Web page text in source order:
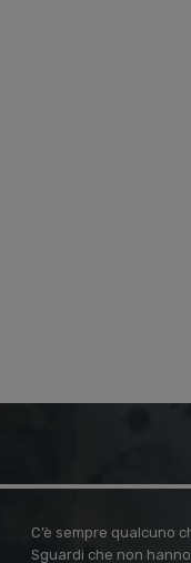
C’è sempre qualcuno
Sguardi che non